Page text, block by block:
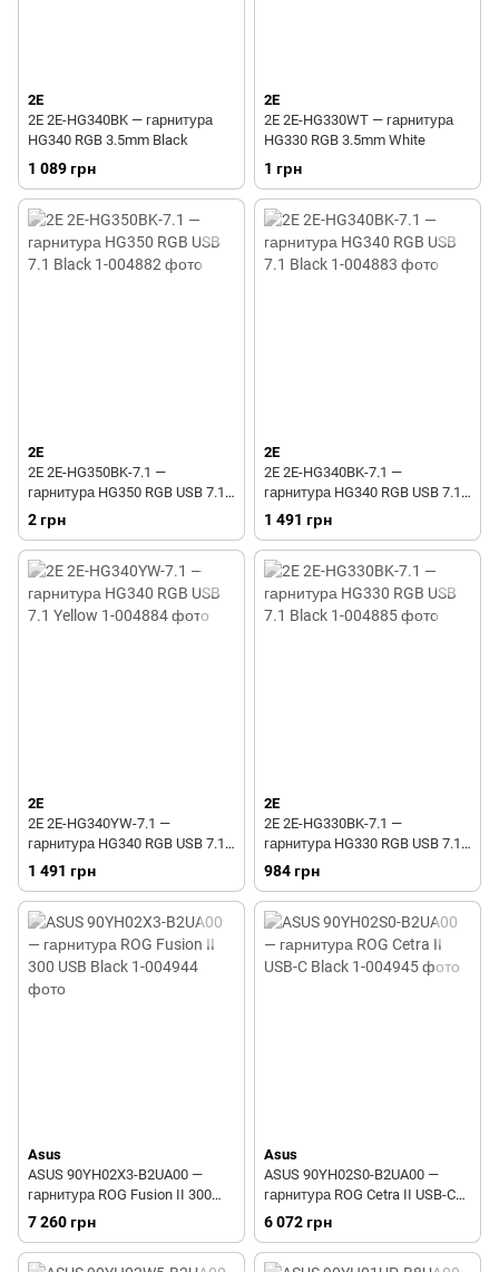
2E
2E 2E-HG340BK — гарнитура
HG340 RGB 3.5mm Black
1 089 грн
2E
2E 2E-HG330WT — гарнитура
HG330 RGB 3.5mm White
1 грн
2E
2E 2E-HG350BK-7.1 —
гарнитура HG350 RGB USB 7.1
Black
2 грн
2E
2E 2E-HG340BK-7.1 —
гарнитура HG340 RGB USB 7.1
Black
1 491 грн
2E
2E 2E-HG340YW-7.1 —
гарнитура HG340 RGB USB 7.1
Yellow
1 491 грн
2E
2E 2E-HG330BK-7.1 —
гарнитура HG330 RGB USB 7.1
Black
984 грн
Asus
ASUS 90YH02X3-B2UA00 —
гарнитура ROG Fusion II 300
USB Black
7 260 грн
Asus
ASUS 90YH02S0-B2UA00 —
гарнитура ROG Cetra II USB-C
Black
6 072 грн